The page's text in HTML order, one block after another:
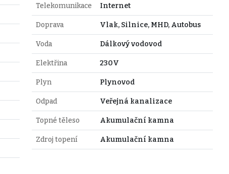
Telekomunikace Internet
Doprava Vlak, Silnice, MHD, Autobus
Voda Dálkový vodovod
Elektřina 230V
Plyn Plynovod
Odpad Veřejná kanalizace
Topné těleso Akumulační kamna
Zdroj topení Akumulační kamna